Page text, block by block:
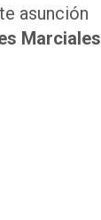
asunción
Marciales